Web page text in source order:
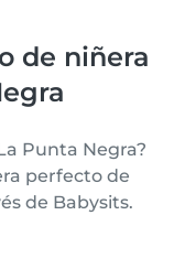
de niñera
Punta Negra?
perfecto de
de Babysits.